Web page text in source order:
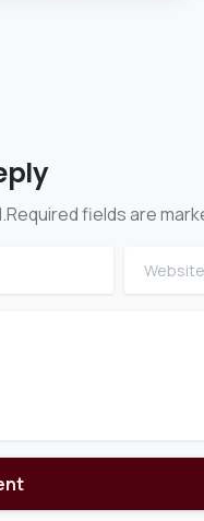
fields are
Website